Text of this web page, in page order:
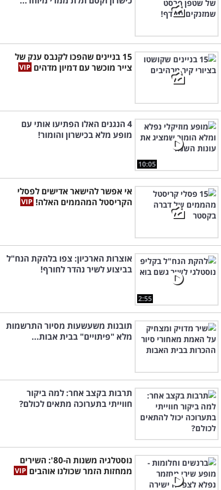
15 בניינים שהפכו לקנבס ענק של
צייר מוכשר עם דמיון מדהים
10:05
4 הנגנים האלו הפתיעו אותי עם
מופע מלא בכישרון והומור!
אי אפשר להישאר אדישים לפסלי
הקריסטל המהממים האלה!
2:55
אוצרות הארכיון: צפו בלהקת הנח"ל
בביצוע לשיר נהדר לחורף!
תובנות משעשעות מסיור התרשמות
מלא "פיתויים" בבית אבות...
תרבות בקצב אחר: למה ביקור
חווייתי בתערוכה מתאים לכולם?
נוסטלגיה משנות ה-80': השירים
ממחזות הזמר שכולנו אוהבים